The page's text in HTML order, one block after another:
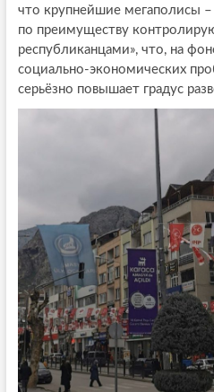
что крупнейшие мегаполисы
по преимуществу
республиканцами», что, на
социально-экономических
серьёзно повышает градус